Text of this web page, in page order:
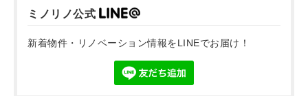
ミノリノ公式
新着物件・リノベーション情報をLINEでお届け！